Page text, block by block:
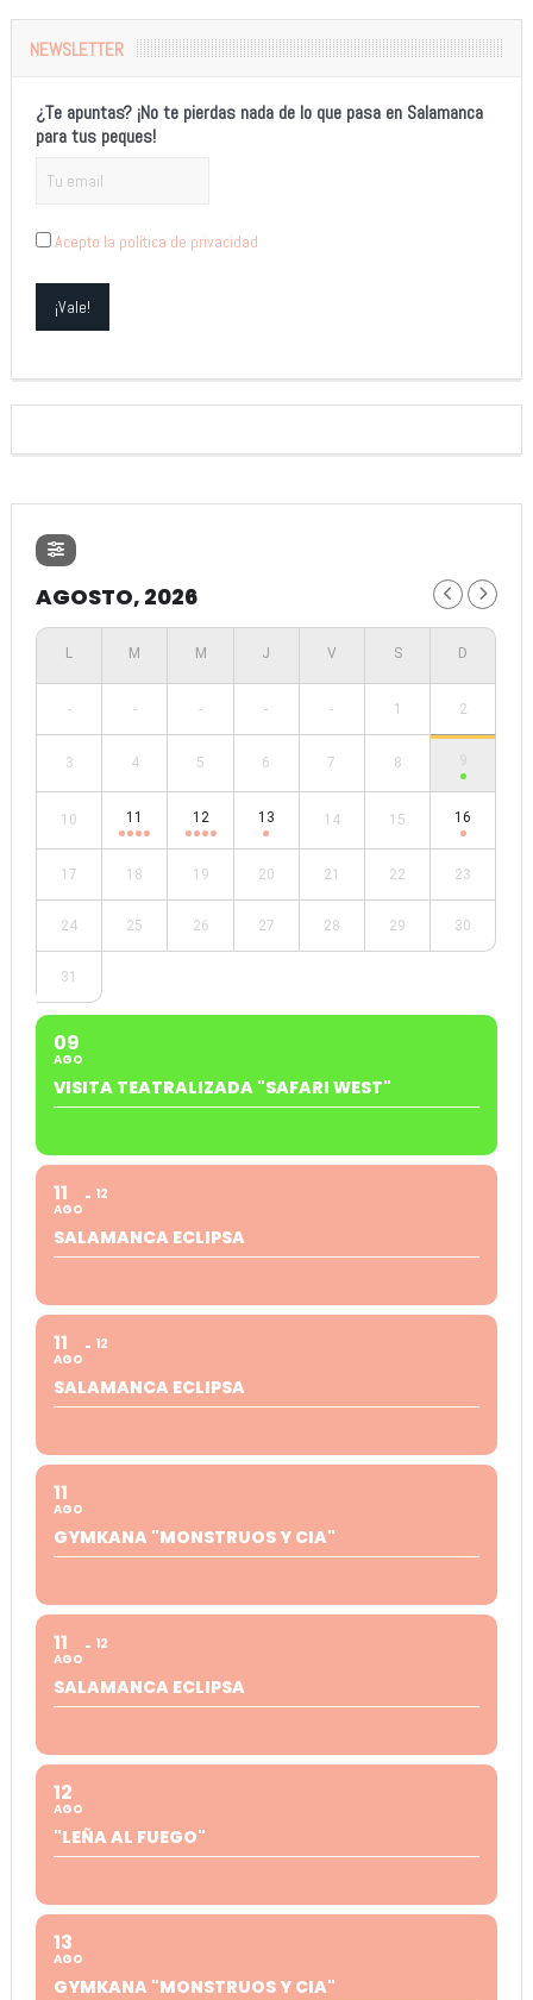
NEWSLETTER
¿Te apuntas? ¡No te pierdas nada de lo que pasa en Salamanca
para tus peques!
Acepto la política de privacidad
AGOSTO, 2026
- - - - - 1 2
3 4 5 6 7 8 9
10 11 12 13 14 15 16
17 18 19 20 21 22 23
24 25 26 27 28 29 30
31
09
AGO
VISITA TEATRALIZADA "SAFARI WEST"
11
AGO
12
SALAMANCA ECLIPSA
11
AGO
12
SALAMANCA ECLIPSA
11
AGO
GYMKANA "MONSTRUOS Y CIA"
11
AGO
12
SALAMANCA ECLIPSA
12
AGO
"LEÑA AL FUEGO"
13
AGO
GYMKANA "MONSTRUOS Y CIA"